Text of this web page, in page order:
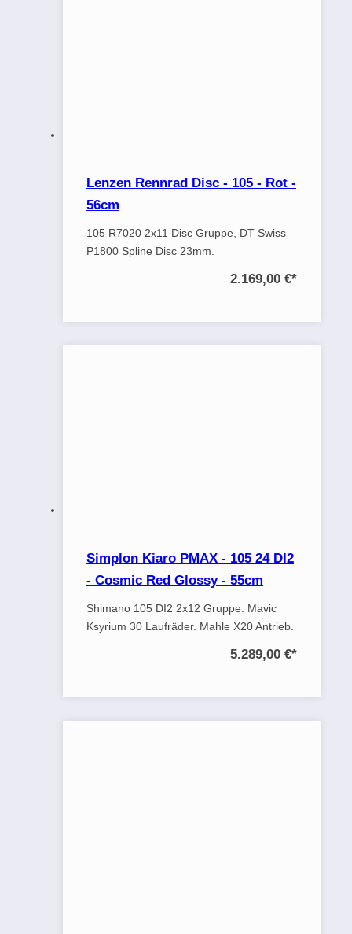
Lenzen Rennrad Disc - 105 - Rot -
56cm
105 R7020 2x11 Disc Gruppe, DT Swiss
P1800 Spline Disc 23mm.
2.169,00 €*
Simplon Kiaro PMAX - 105 24 DI2
- Cosmic Red Glossy - 55cm
Shimano 105 DI2 2x12 Gruppe. Mavic
Ksyrium 30 Laufräder. Mahle X20 Antrieb.
5.289,00 €*